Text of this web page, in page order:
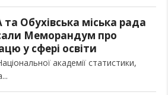
Обухівська міська рада
Меморандум про
у сфері освіти
академії статистики,